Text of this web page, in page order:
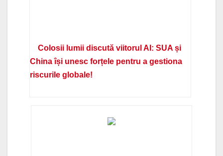
Colosii lumii discută viitorul AI: SUA și
China își unesc forțele pentru a gestiona
riscurile globale!